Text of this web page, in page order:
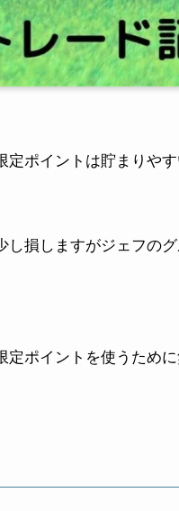
ポイントは貯まりやす
損しますがジェフの
ポイントを使うため